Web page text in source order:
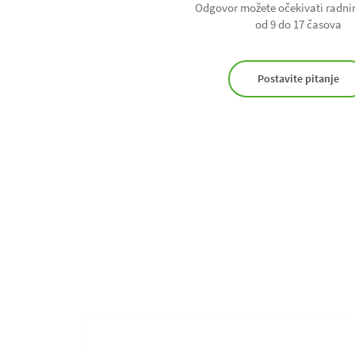
Odgovor možete očekivati
od 9 do 17 časova
Postavite pitanje